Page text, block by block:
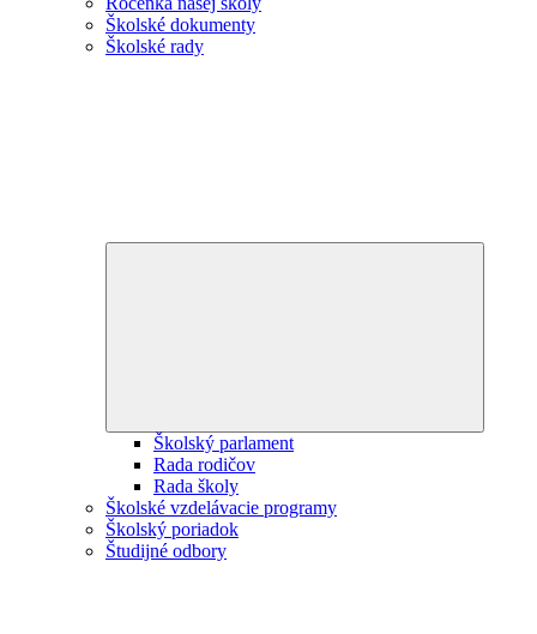
Školské dokumenty
Školské rady
Školský parlament
Rada rodičov
Rada školy
Školské vzdelávacie programy
Školský poriadok
Študijné odbory